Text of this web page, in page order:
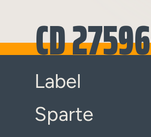
CD 27596
Label
Sparte